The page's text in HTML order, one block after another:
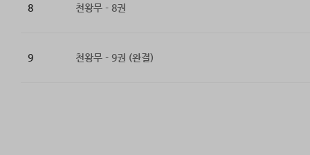
8 천왕무 - 8권
9 천왕무 - 9권 (완결)